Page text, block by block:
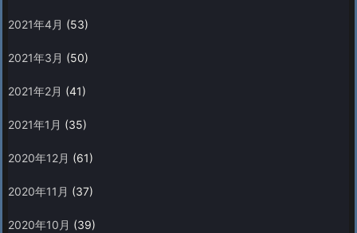
2021年4月 (53)
2021年3月 (50)
2021年2月 (41)
2021年1月 (35)
2020年12月 (61)
2020年11月 (37)
2020年10月 (39)